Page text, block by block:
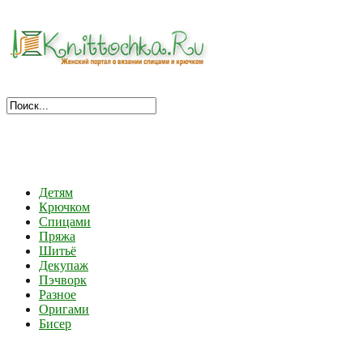
Детям
Крючком
Спицами
Пряжа
Шитьё
Декупаж
Пэчворк
Разное
Оригами
Бисер